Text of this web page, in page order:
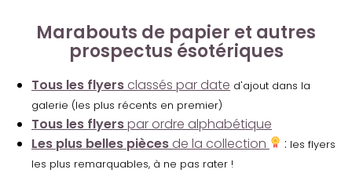
Marabouts de papier et autres
prospectus ésotériques
Tous les flyers classés par date d'ajout dans la
galerie (les plus récents en premier)
Tous les flyerspar ordre alphabétique
Les plus belles pièces de la collection : les flyers
les plus remarquables, à ne pas rater !